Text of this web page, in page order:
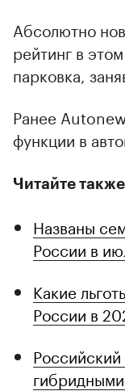
Абсолютно
рейтинг в
парковка,
Ранее
функции в
Читайте
Названы
России в
Какие
России в